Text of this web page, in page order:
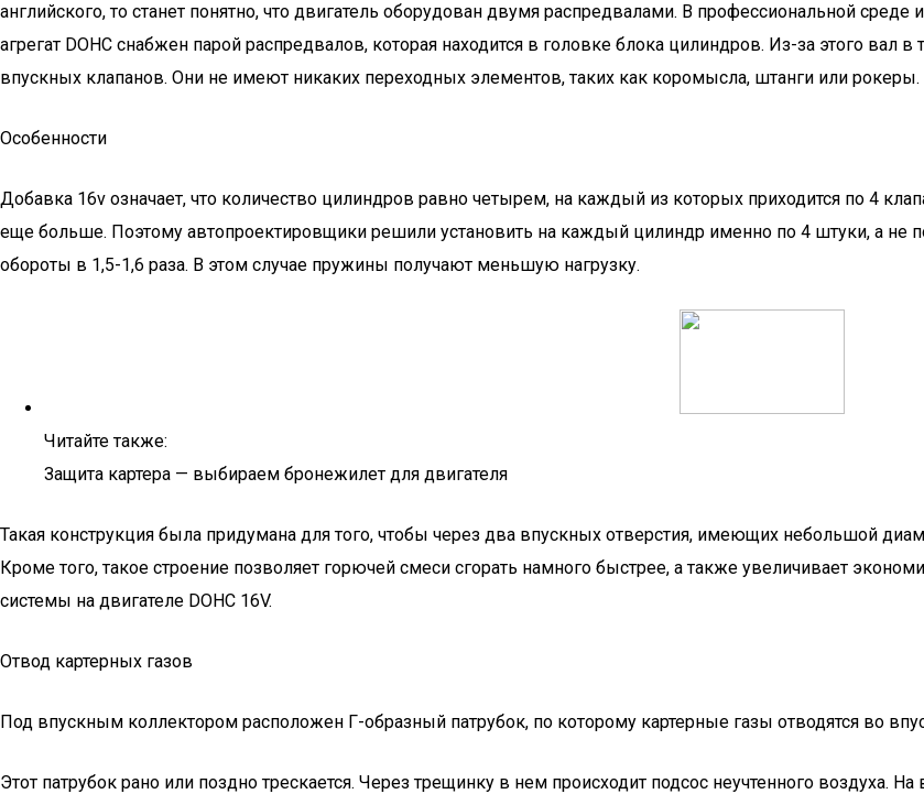
английского, то станет понятно, что двигатель оборудован двумя распредвалами. В профессиональной
агрегат DOHC снабжен парой распредвалов, которая находится в головке блока цилиндров. Из-за этого
впускных клапанов. Они не имеют никаких переходных элементов, таких как коромысла, штанги или рокеры.
Особенности
Добавка 16v означает, что количество цилиндров равно четырем, на каждый из которых приходится по 4
еще больше. Поэтому автопроектировщики решили установить на каждый цилиндр именно по 4 штуки, а не
обороты в 1,5-1,6 раза. В этом случае пружины получают меньшую нагрузку.
Читайте также:
Защита картера — выбираем бронежилет для двигателя
Такая конструкция была придумана для того, чтобы через два впускных отверстия, имеющих небольшой
Кроме того, такое строение позволяет горючей смеси сгорать намного быстрее, а также увеличивает
системы на двигателе DOHC 16V.
Отвод картерных газов
Под впускным коллектором расположен Г-образный патрубок, по которому картерные газы отводятся во
Этот патрубок рано или поздно трескается. Через трещинку в нем происходит подсос неучтенного воздуха.